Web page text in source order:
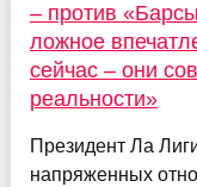
– против
ложное
сейчас – они
реальности»
Президент Ла
напряженных